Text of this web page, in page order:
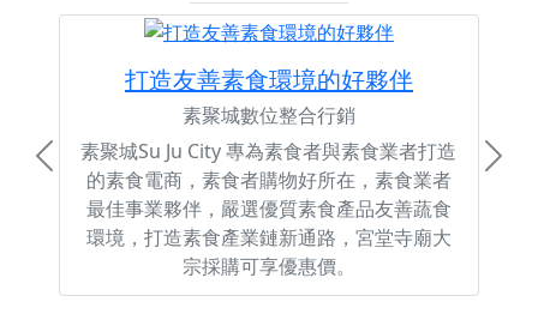
打造友善素食環境的好夥伴
素聚城數位整合行銷
素聚城Su Ju City 專為素食者與素食業者打造
的素食電商，素食者購物好所在，素食業者
最佳事業夥伴，嚴選優質素食產品友善蔬食
環境，打造素食產業鏈新通路，宮堂寺廟大
宗採購可享優惠價。
Previous Next